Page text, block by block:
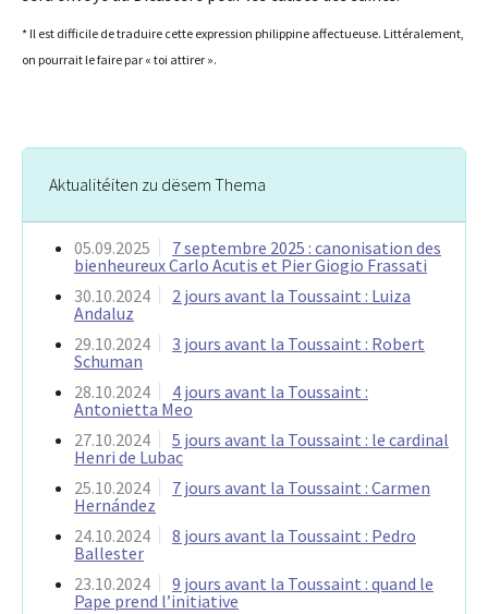
* Il est difficile de traduire cette expression philippine affectueuse. Littéralement,
on pourrait le faire par « toi attirer ».
Aktualitéiten zu dësem Thema
05.09.2025
7 septembre 2025 : canonisation des
bienheureux Carlo Acutis et Pier Giogio Frassati
30.10.2024
2 jours avant la Toussaint : Luiza
Andaluz
29.10.2024
3 jours avant la Toussaint : Robert
Schuman
28.10.2024
4 jours avant la Toussaint :
Antonietta Meo
27.10.2024
5 jours avant la Toussaint : le cardinal
Henri de Lubac
25.10.2024
7 jours avant la Toussaint : Carmen
Hernández
24.10.2024
8 jours avant la Toussaint : Pedro
Ballester
23.10.2024
9 jours avant la Toussaint : quand le
Pape prend l’initiative